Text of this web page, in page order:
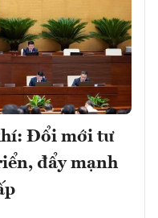
Đổi mới tư
đẩy mạnh